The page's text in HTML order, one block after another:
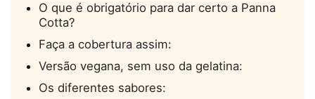
O que é obrigatório para dar certo a Panna
Cotta?
Faça a cobertura assim:
Versão vegana, sem uso da gelatina:
Os diferentes sabores: